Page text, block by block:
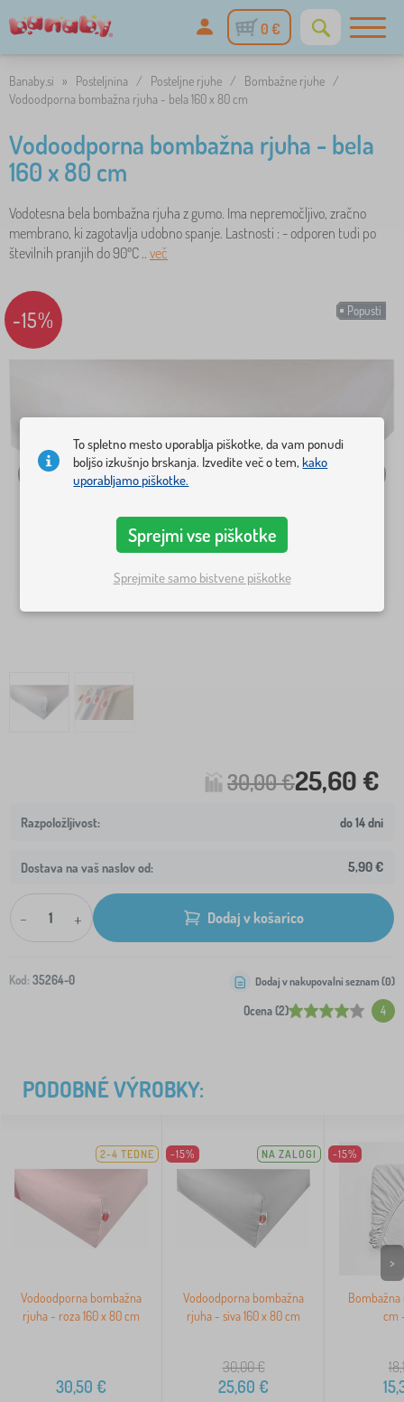
0 €
Banaby.si » Posteljnina / Posteljne rjuhe / Bombažne rjuhe /
Vodoodporna bombažna rjuha - bela 160 x 80 cm
Vodoodporna bombažna rjuha - bela
160 x 80 cm
Vodotesna bela bombažna rjuha z gumo. Ima nepremočljivo, zračno
membrano, ki zagotavlja udobno spanje. Lastnosti : - odporen tudi po
številnih pranjih do 90ºC .. več
Popusti
-15%
30,00 €25,60 €
do 14 dni
Dostava na vaš naslov od: 5,90 €
- + Dodaj v košarico
Kod: 35264-0
Ocena (2) 4
Dodaj v nakupovalni seznam (0)
PODOBNÉ VÝROBKY:
2-4 TEDNE
Vodoodporna bombažna
rjuha - roza 160 x 80 cm
30,50 €
-15% NA ZALOGI
Vodoodporna bombažna
rjuha - siva 160 x 80 cm
30,00€
25,60 €
-15%
Bombažna
cm
>
To spletno mesto uporablja piškotke, da vam ponudi
boljšo izkušnjo brskanja. Izvedite več o tem,kako
uporabljamo piškotke.
Sprejmi vse piškotke
Sprejmite samo bistvene piškotke